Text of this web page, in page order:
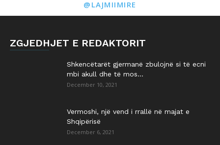
@LAJMIIMIRE
ZGJEDHJET E REDAKTORIT
Shkencëtarët gjermanë zbulojnë si të ecni
mbi akull dhe të mos...
December 10, 2021
Vermoshi, një vend i rrallë në majat e
Shqipërisë
December 6, 2021